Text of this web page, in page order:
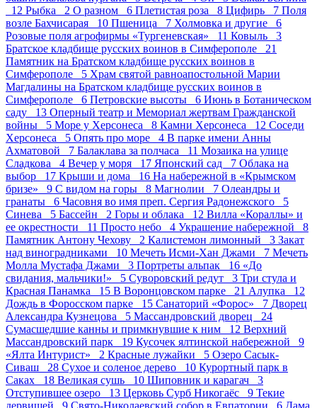
12 Рыбка 2 О разном 6 Плетистая роза 8 Цифирь 7 Поля
возле Бахчисарая 10 Пшеница 7 Холмовка и другие 6
Розовые поля агрофирмы «Тургеневская» 11 Ковыль 3
Братское кладбище русских воинов в Симферополе 21
Памятник на Братском кладбище русских воинов в
Симферополе 5 Храм святой равноапостольной Марии
Магдалины на Братском кладбище русских воинов в
Симферополе 6 Петровские высоты 6 Июнь в Ботаническом
саду 13 Оперный театр и Мемориал жертвам Гражданской
войны 5 Море у Херсонеса 8 Камни Херсонеса 12 Соседи
Херсонеса 5 Опять про море 4 В парке имени Анны
Ахматовой 7 Балаклава за полчаса 11 Мозаика на улице
Сладкова 4 Вечер у моря 17 Японский сад 7 Облака на
выбор 17 Крыши и дома 16 На набережной в «Крымском
бризе» 9 С видом на горы 8 Магнолии 7 Олеандры и
гранаты 6 Часовня во имя преп. Сергия Радонежского 5
Синева 5 Бассейн 2 Горы и облака 12 Вилла «Кораллы» и
ее окрестности 11 Просто небо 4 Украшение набережной 8
Памятник Антону Чехову 2 Калистемон лимонный 3 Закат
над виноградниками 10 Мечеть Исми-Хан Джами 7 Мечеть
Молла Мустафа Джами 3 Портреты альпак 16 «До
свидания, мальчики!» 5 Суворовский редут 3 Три стула и
Красная Панамка 15 В Воронцовском парке 21 Алупка 12
Дождь в Форосском парке 15 Санаторий «Форос» 7 Дворец
Александра Кузнецова 5 Массандровский дворец 24
Сумасшедшие канны и примкнувшие к ним 12 Верхний
Массандровский парк 19 Кусочек ялтинской набережной 9
«Ялта Интурист» 2 Красные лужайки 5 Озеро Сасык-
Сиваш 28 Сухое и соленое дерево 10 Курортный парк в
Саках 18 Великая сушь 10 Шиповник и карагач 3
Отступившее озеро 13 Церковь Сурб Никогаёс 9 Текие
дервишей 9 Свято-Николаевский собор в Евпатории 6 Дама